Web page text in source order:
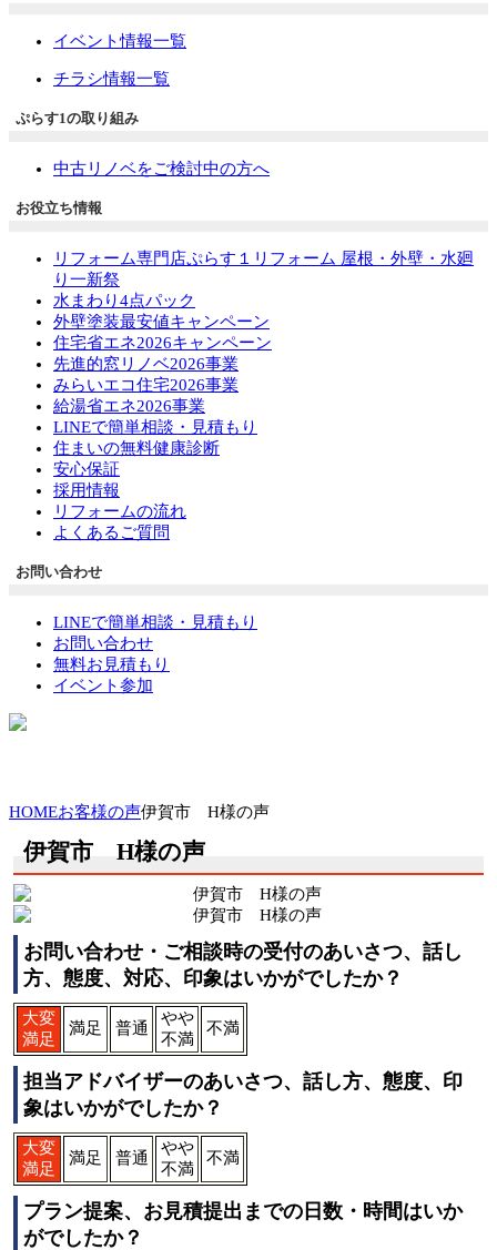
イベント情報一覧
チラシ情報一覧
ぷらす1の取り組み
中古リノベをご検討中の方へ
お役立ち情報
リフォーム専門店ぷらす１リフォーム 屋根・外壁・水廻
り一新祭
水まわり4点パック
外壁塗装最安値キャンペーン
住宅省エネ2026キャンペーン
先進的窓リノベ2026事業
みらいエコ住宅2026事業
給湯省エネ2026事業
LINEで簡単相談・見積もり
住まいの無料健康診断
安心保証
採用情報
リフォームの流れ
よくあるご質問
お問い合わせ
LINEで簡単相談・見積もり
お問い合わせ
無料お見積もり
イベント参加
HOMEお客様の声伊賀市 H様の声
伊賀市 H様の声
お問い合わせ・ご相談時の受付のあいさつ、話し
方、態度、対応、印象はいかがでしたか？
大変
満足
満足 普通
やや
不満
不満
担当アドバイザーのあいさつ、話し方、態度、印
象はいかがでしたか？
大変
満足
満足 普通
やや
不満
不満
プラン提案、お見積提出までの日数・時間はいか
がでしたか？